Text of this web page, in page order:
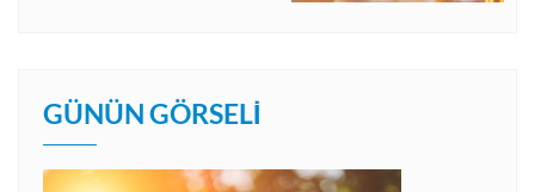
GÜNÜN GÖRSELI